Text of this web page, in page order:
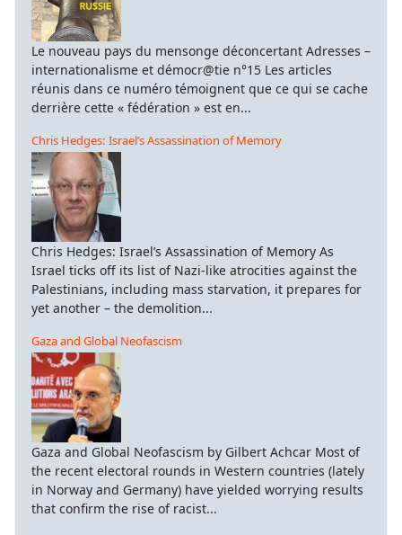
Le nouveau pays du mensonge déconcertant Adresses –
internationalisme et démocr@tie n°15 Les articles
réunis dans ce numéro témoignent que ce qui se cache
derrière cette « fédération » est en...
Chris Hedges: Israel’s Assassination of Memory
Chris Hedges: Israel’s Assassination of Memory As
Israel ticks off its list of Nazi-like atrocities against the
Palestinians, including mass starvation, it prepares for
yet another – the demolition...
Gaza and Global Neofascism
Gaza and Global Neofascism by Gilbert Achcar Most of
the recent electoral rounds in Western countries (lately
in Norway and Germany) have yielded worrying results
that confirm the rise of racist...